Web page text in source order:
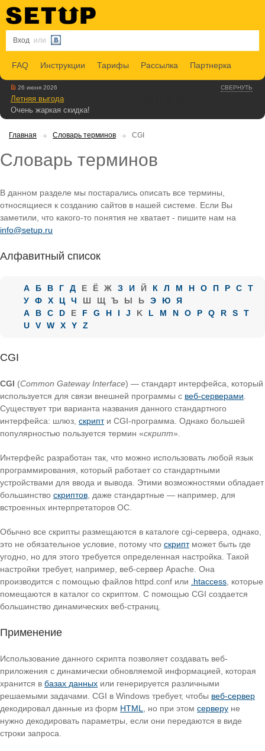
Вход или
FAQ Инструкции Тарифы Рассылка Партнерка
СВЕРНУТЬ
26 июня 2026
Летняя выгода
Очень жаркая скидка!
Главная Словарь терминов CGI
Словарь терминов
В данном разделе мы постарались описать все термины,
относящиеся к созданию сайтов в нашей системе. Если Вы
заметили, что какого-то понятия не хватает - пишите нам на
info@setup.ru
Алфавитный список
А Б В Г Д Е Ё Ж З И Й К Л М Н О П Р С
Т
У
Ф Х Ц Ч Ш Щ Ъ Ы Ь Э Ю
Я
A
B C D E F G H I J K L M N O P Q R S
T
U
V W X Y Z
CGI
CGI (Common Gateway Interface) — стандарт интерфейса, который
используется для связи внешней программы с веб-серверами.
Существует три варианта названия данного стандартного
интерфейса: шлюз, скрипти CGI-программа. Однако большей
популярностью пользуется термин «скрипт».
Интерфейс разработан так, что можно использовать любой язык
программирования, который работает со стандартными
устройствами для ввода и вывода. Этими возможностями обладает
большинство скриптов, даже стандартные — например, для
встроенных интерпретаторов ОС.
Обычно все скрипты размещаются в каталоге cgi-сервера, однако,
это не обязательное условие, потому что скриптможет быть где
угодно, но для этого требуется определенная настройка. Такой
настройки требует, например, веб-сервер Apache. Она
производится с помощью файлов httpd.conf или .htaccess, которые
помещаются в каталог со скриптом. С помощью CGI создается
большинство динамических веб-страниц.
Применение
Использование данного скрипта позволяет создавать веб-
приложения с динамически обновляемой информацией, которая
хранится в базах данных или генерируется различными
решаемыми задачами. CGI в Windows требует, чтобы веб-сервер
декодировал данные из форм HTML, но при этом серверу не
нужно декодировать параметры, если они передаются в виде
строки запроса.